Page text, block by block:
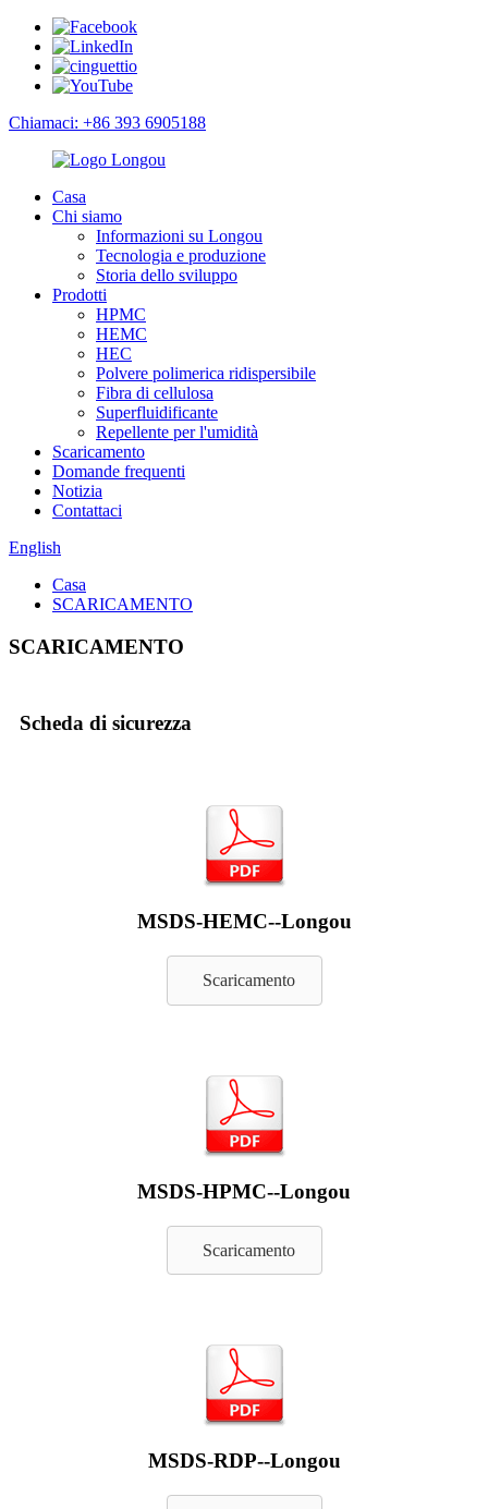
Chiamaci: +86 393 6905188
Casa
Chi siamo
Informazioni su Longou
Tecnologia e produzione
Storia dello sviluppo
Prodotti
HPMC
HEMC
HEC
Polvere polimerica ridispersibile
Fibra di cellulosa
Superfluidificante
Repellente per l'umidità
Scaricamento
Domande frequenti
Notizia
Contattaci
English
Casa
SCARICAMENTO
SCARICAMENTO
Scheda di sicurezza
MSDS-HEMC--Longou
Scaricamento
MSDS-HPMC--Longou
Scaricamento
MSDS-RDP--Longou